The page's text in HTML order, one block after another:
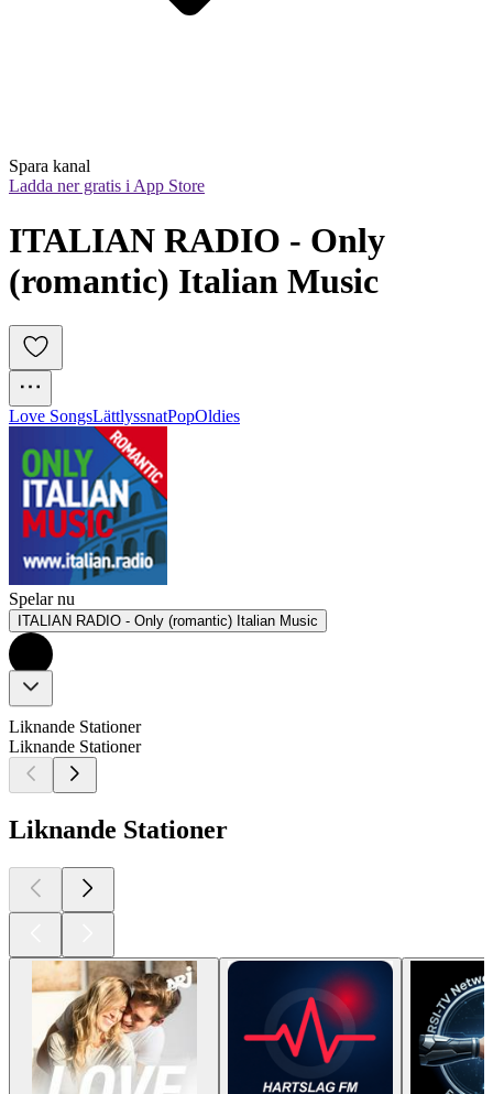
Spara kanal
Ladda ner gratis i App Store
ITALIAN RADIO - Only
(romantic) Italian Music
Love SongsLättlyssnatPopOldies
Spelar nu
ITALIAN RADIO - Only (romantic) Italian Music
Liknande Stationer
Liknande Stationer
Liknande Stationer